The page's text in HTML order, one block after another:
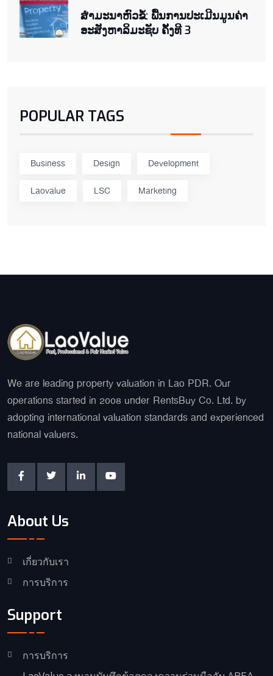
ສຳມະນາຫົວຂໍ້: ພື້ນການປະເມີນມູນຄ່າ
ອະສັງຫາລິມະຊັບ ຄັ້ງທີ 3
POPULAR TAGS
Business Design Development
Laovalue LSC Marketing
We are leading property valuation in Lao PDR. Our
operations started in 2008 under RentsBuy Co. Ltd. by
adopting international valuation standards and experienced
national valuers.
About Us
เกี่ยวกับเรา
การบริการ
Support
การบริการ